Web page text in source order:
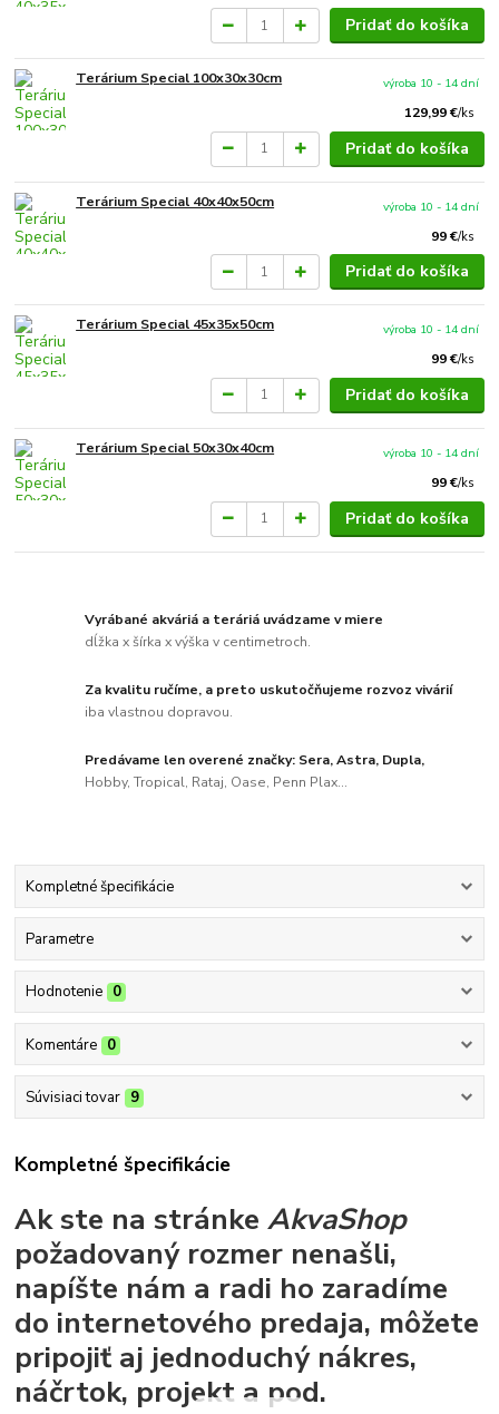
Pridať do košíka
Terárium Special 100x30x30cm
129,99 €/ks
výroba 10 - 14 dní
Pridať do košíka
Terárium Special 40x40x50cm
99 €/ks
výroba 10 - 14 dní
Pridať do košíka
Terárium Special 45x35x50cm
99 €/ks
výroba 10 - 14 dní
Pridať do košíka
Terárium Special 50x30x40cm
99 €/ks
výroba 10 - 14 dní
Pridať do košíka
Vyrábané akváriá a teráriá uvádzame v miere
dĺžka x šírka x výška v centimetroch.
Za kvalitu ručíme, a preto uskutočňujeme rozvoz vivárií
iba vlastnou dopravou.
Predávame len overené značky: Sera, Astra, Dupla,
Hobby, Tropical, Rataj, Oase, Penn Plax...
Kompletné špecifikácie
Parametre
Hodnotenie 0
Komentáre 0
Súvisiaci tovar 9
Kompletné špecifikácie
Ak ste na stránkeAkvaShop
požadovaný rozmer nenašli,
napíšte nám a radi ho zaradíme
do internetového predaja, môžete
pripojiť aj jednoduchý nákres,
náčrtok, projekt a pod.